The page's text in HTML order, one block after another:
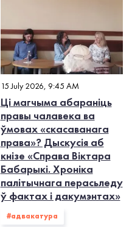
15 July 2026, 9:45 AM
Ці магчыма абараніць
правы чалавека ва
ўмовах «скасаванага
права»? Дыскусія аб
кнізе «Справа Віктара
Бабарыкі. Хроніка
палітычнага перасьледу
ў фактах і дакумэнтах»
#адвакатура